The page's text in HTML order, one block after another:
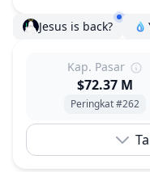
Jesus is back?
Kap. Pasar
$72.37 M
Peringkat #262